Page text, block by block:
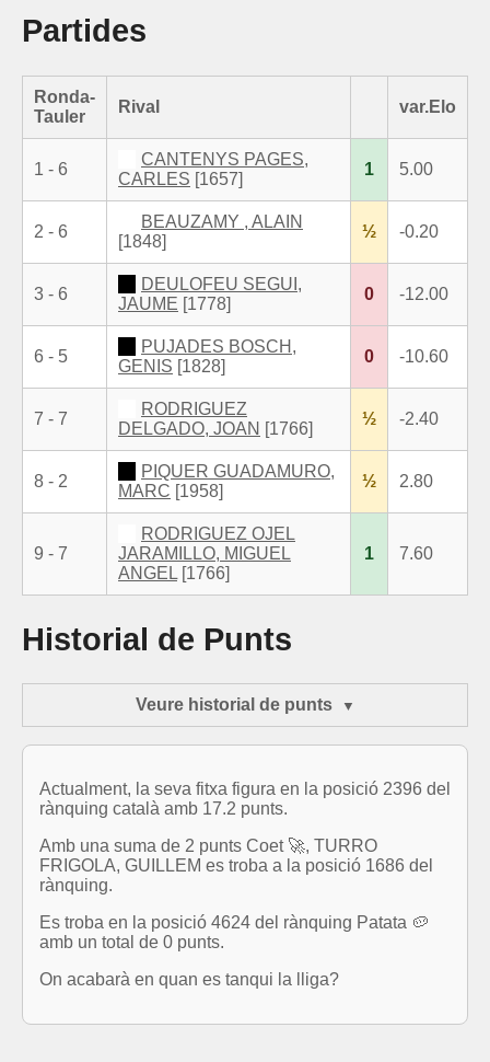
Partides
Ronda-
Tauler
Rival var.Elo
1 - 6
CANTENYS PAGES,
CARLES [1657]
1 5.00
2 - 6
BEAUZAMY , ALAIN
[1848]
½ -0.20
3 - 6
DEULOFEU SEGUI,
JAUME [1778]
0 -12.00
6 - 5
PUJADES BOSCH,
GENIS [1828]
0 -10.60
7 - 7
RODRIGUEZ
DELGADO, JOAN [1766]
½ -2.40
8 - 2
PIQUER GUADAMURO,
MARC [1958]
½ 2.80
9 - 7
RODRIGUEZ OJEL
JARAMILLO, MIGUEL
ANGEL [1766]
1 7.60
Historial de Punts
Veure historial de punts
Actualment, la seva fitxa figura en la posició 2396 del
rànquing català amb 17.2 punts.
Amb una suma de 2 punts Coet 🚀, TURRO
FRIGOLA, GUILLEM es troba a la posició 1686 del
rànquing.
Es troba en la posició 4624 del rànquing Patata 🥔
amb un total de 0 punts.
On acabarà en quan es tanqui la lliga?